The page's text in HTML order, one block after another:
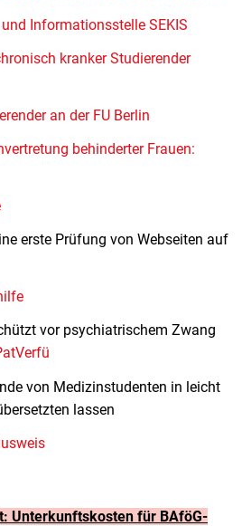
Informationsstelle SEKIS
kranker Studierender
an der FU Berlin
behinderter Frauen:
erste Prüfung von Webseiten auf
vor psychiatrischem Zwang
von Medizinstudenten in leicht
lassen
Unterkunftskosten für BAföG-